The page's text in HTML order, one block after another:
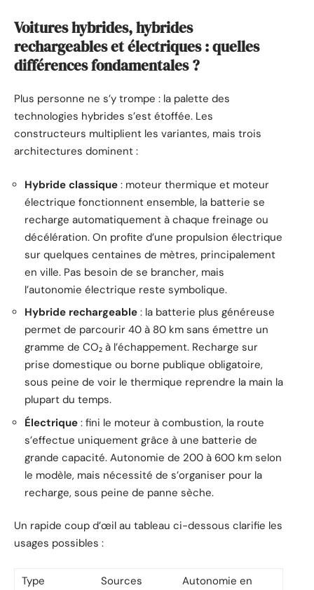
Voitures hybrides, hybrides
rechargeables et électriques : quelles
différences fondamentales ?
Plus personne ne s’y trompe : la palette des
technologies hybrides s’est étoffée. Les
constructeurs multiplient les variantes, mais trois
architectures dominent :
Hybride classique : moteur thermique et moteur
électrique fonctionnent ensemble, la batterie se
recharge automatiquement à chaque freinage ou
décélération. On profite d’une propulsion électrique
sur quelques centaines de mètres, principalement
en ville. Pas besoin de se brancher, mais
l’autonomie électrique reste symbolique.
Hybride rechargeable : la batterie plus généreuse
permet de parcourir 40 à 80 km sans émettre un
gramme de CO₂ à l’échappement. Recharge sur
prise domestique ou borne publique obligatoire,
sous peine de voir le thermique reprendre la main la
plupart du temps.
Électrique : fini le moteur à combustion, la route
s’effectue uniquement grâce à une batterie de
grande capacité. Autonomie de 200 à 600 km selon
le modèle, mais nécessité de s’organiser pour la
recharge, sous peine de panne sèche.
Un rapide coup d’œil au tableau ci-dessous clarifie les
usages possibles :
Type
Sources
Autonomie en